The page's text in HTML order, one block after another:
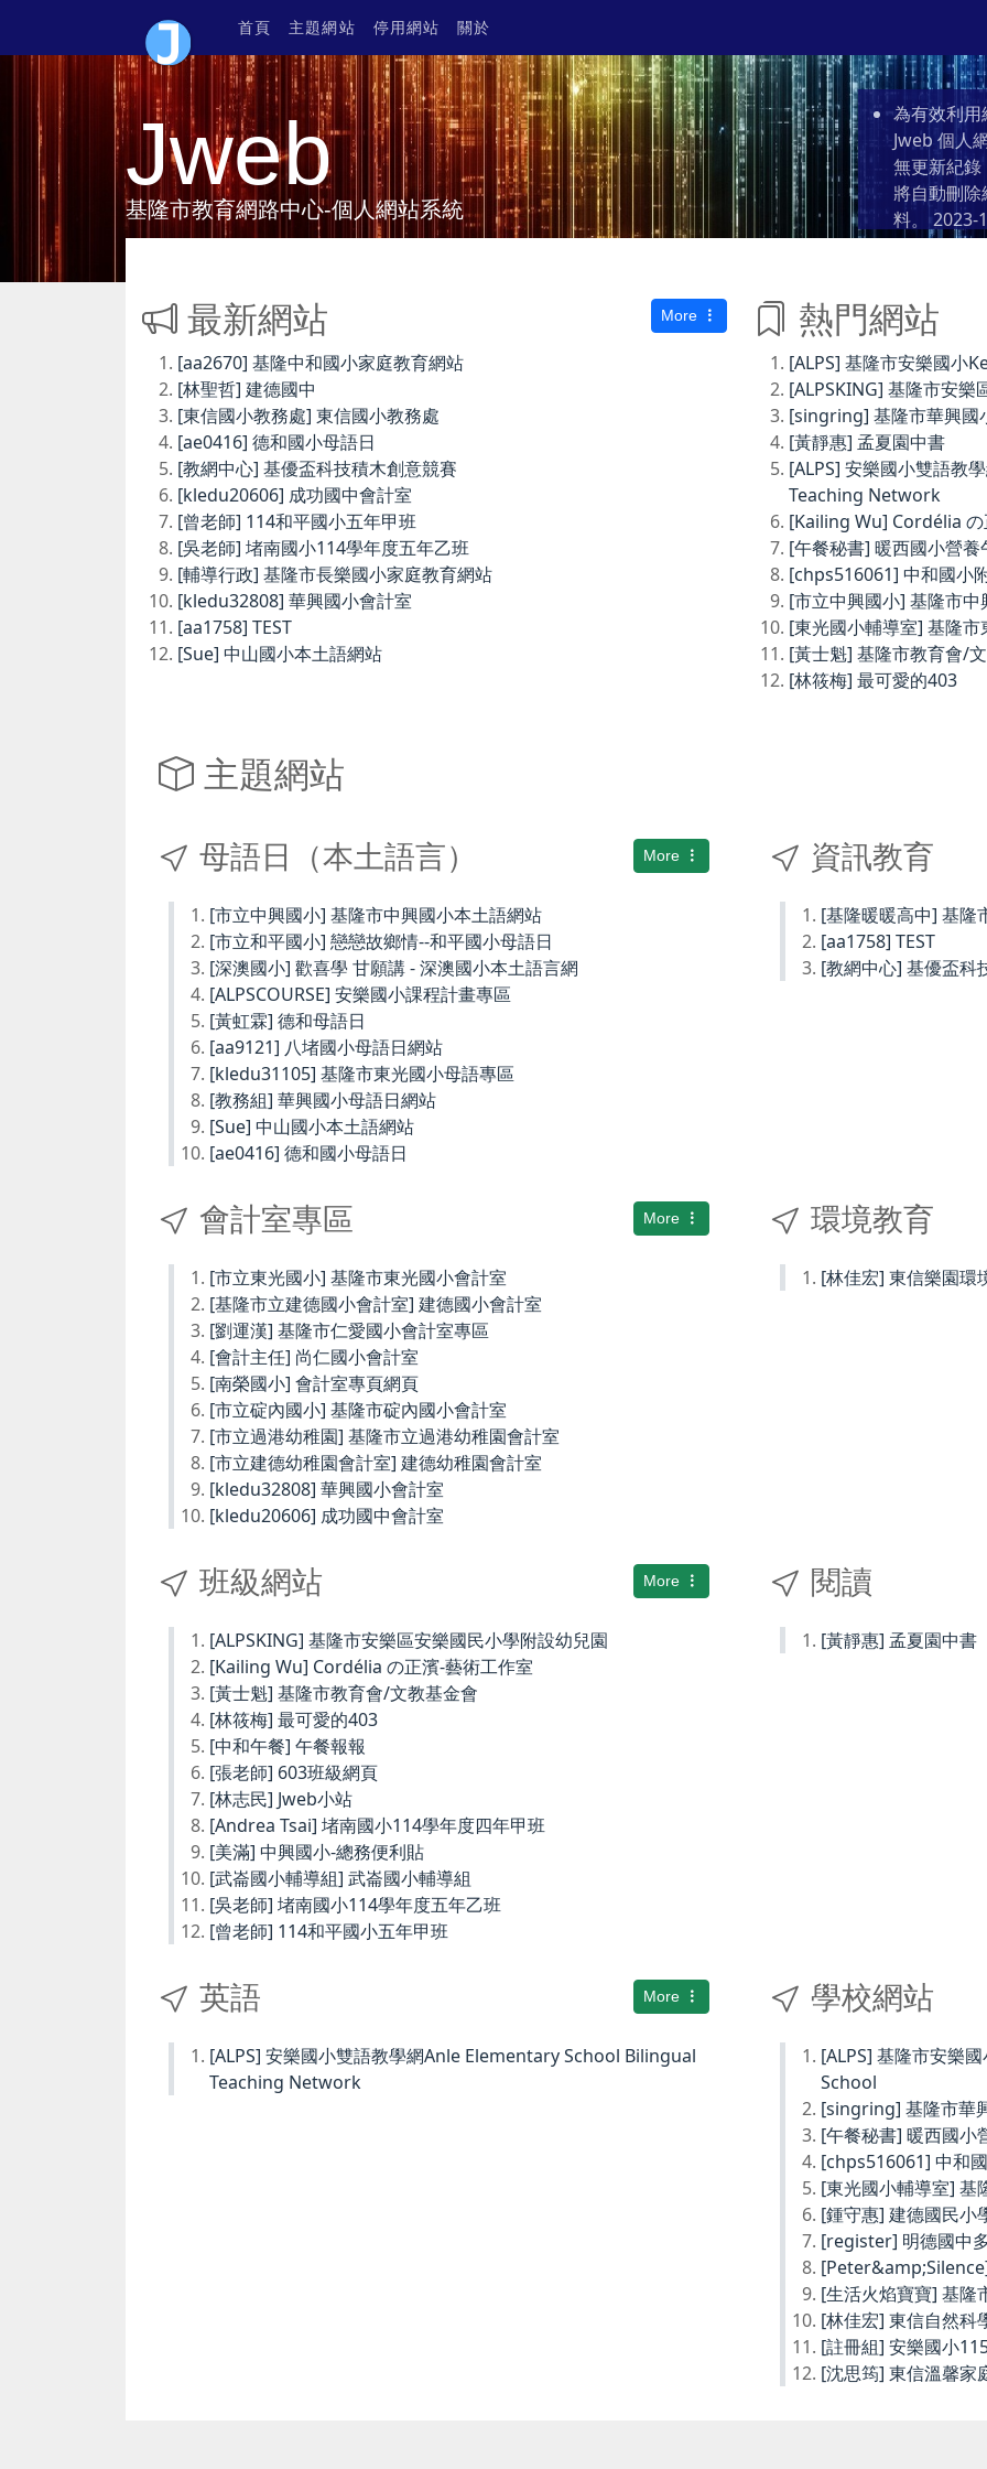
首頁 主題網站 停用網站 關於
Jweb
基隆市教育網路中心-個人網站系統
為有效利
Jweb 個人
無更新紀
將自動刪
料。 2023-
最新網站 More
[aa2670] 基隆中和國小家庭教育網站
[林聖哲] 建德國中
[東信國小教務處] 東信國小教務處
[ae0416] 德和國小母語日
[教網中心] 基優盃科技積木創意競賽
[kledu20606] 成功國中會計室
[曾老師] 114和平國小五年甲班
[吳老師] 堵南國小114學年度五年乙班
[輔導行政] 基隆市長樂國小家庭教育網站
[kledu32808] 華興國小會計室
[aa1758] TEST
[Sue] 中山國小本土語網站
熱門網站
[ALPS] 基隆市安樂國小
[ALPSKING] 基隆市安樂
[singring] 基隆市華興國
[黃靜惠] 孟夏園中書
[ALPS] 安樂國小雙語教
Teaching Network
[Kailing Wu] Cordélia
[午餐秘書] 暖西國小營養
[chps516061] 中和國小
[市立中興國小] 基隆市
[東光國小輔導室] 基隆
[黃士魁] 基隆市教育會/
[林筱梅] 最可愛的403
主題網站
More
母語日（本土語言）
[市立中興國小] 基隆市中興國小本土語網站
[市立和平國小] 戀戀故鄉情--和平國小母語日
[深澳國小] 歡喜學 甘願講 - 深澳國小本土語言網
[ALPSCOURSE] 安樂國小課程計畫專區
[黃虹霖] 德和母語日
[aa9121] 八堵國小母語日網站
[kledu31105] 基隆市東光國小母語專區
[教務組] 華興國小母語日網站
[Sue] 中山國小本土語網站
[ae0416] 德和國小母語日
資訊教育
[基隆暖暖高中] 基隆
[aa1758] TEST
[教網中心] 基優盃科
More
會計室專區
[市立東光國小] 基隆市東光國小會計室
[基隆市立建德國小會計室] 建德國小會計室
[劉運漢] 基隆市仁愛國小會計室專區
[會計主任] 尚仁國小會計室
[南榮國小] 會計室專頁網頁
[市立碇內國小] 基隆市碇內國小會計室
[市立過港幼稚園] 基隆市立過港幼稚園會計室
[市立建德幼稚園會計室] 建德幼稚園會計室
[kledu32808] 華興國小會計室
[kledu20606] 成功國中會計室
環境教育
[林佳宏] 東信樂園環
More
班級網站
[ALPSKING] 基隆市安樂區安樂國民小學附設幼兒園
[Kailing Wu] Cordélia の正濱-藝術工作室
[黃士魁] 基隆市教育會/文教基金會
[林筱梅] 最可愛的403
[中和午餐] 午餐報報
[張老師] 603班級網頁
[林志民] Jweb小站
[Andrea Tsai] 堵南國小114學年度四年甲班
[美滿] 中興國小-總務便利貼
[武崙國小輔導組] 武崙國小輔導組
[吳老師] 堵南國小114學年度五年乙班
[曾老師] 114和平國小五年甲班
閱讀
[黃靜惠] 孟夏園中書
More
英語
[ALPS] 安樂國小雙語教學網Anle Elementary School Bilingual
Teaching Network
學校網站
[ALPS] 基隆市安樂
School
[singring] 基隆市華
[午餐秘書] 暖西國小
[chps516061] 中和
[東光國小輔導室] 基
[鍾守惠] 建德國民小
[register] 明德國中
[生活火焰寶寶] 基隆
[林佳宏] 東信自然科
[註冊組] 安樂國小
[沈思筠] 東信溫馨家